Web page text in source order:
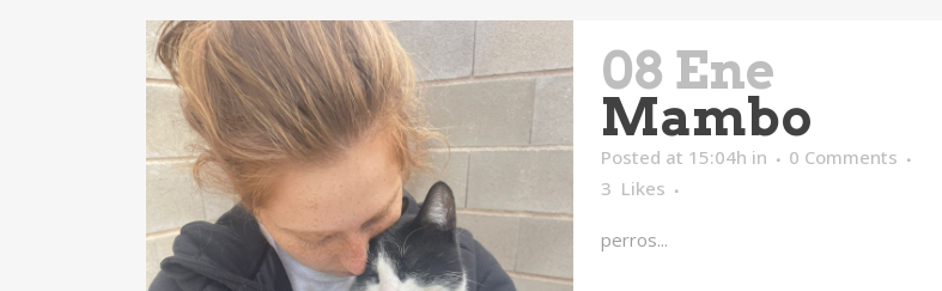
08 Ene
Mambo
Posted at 15:04h in
0 Comments
3 Likes
perros...